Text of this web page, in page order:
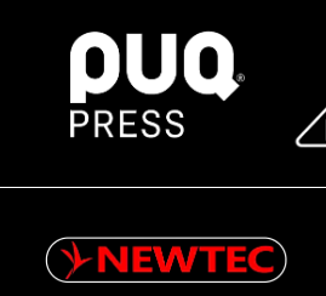
xẻng theo chiều đầu úp xuống.
Ưu điểm nổi bật
pizza.